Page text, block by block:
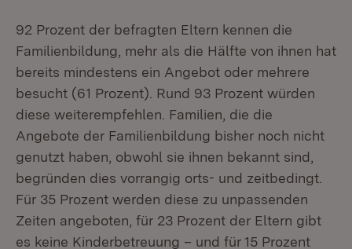
92 Prozent der befragten Eltern kennen die
Familienbildung, mehr als die Hälfte von ihnen hat
bereits mindestens ein Angebot oder mehrere
besucht (61 Prozent). Rund 93 Prozent würden
diese weiterempfehlen. Familien, die die
Angebote der Familienbildung bisher noch nicht
genutzt haben, obwohl sie ihnen bekannt sind,
begründen dies vorrangig orts- und zeitbedingt.
Für 35 Prozent werden diese zu unpassenden
Zeiten angeboten, für 23 Prozent der Eltern gibt
es keine Kinderbetreuung – und für 15 Prozent